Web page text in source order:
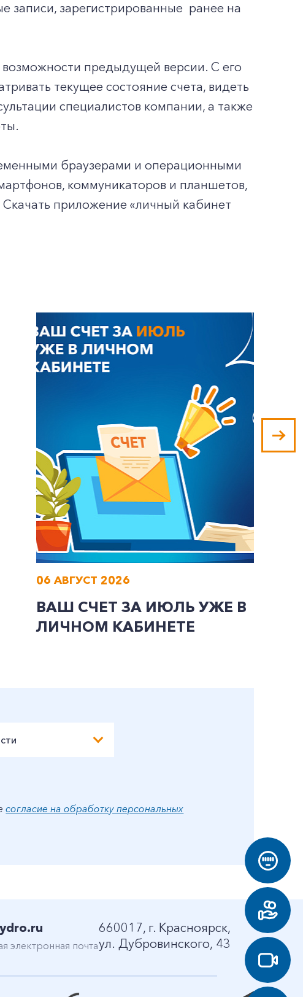
записи, зарегистрированные ранее на
предыдущей версии. С его
текущее состояние счета, видеть
специалистов компании, а также
браузерами и операционными
коммуникаторов и планшетов,
приложение «личный кабинет
06 АВГУСТ 2026
ВАШ СЧЕТ ЗА ИЮЛЬ УЖЕ В
ЛИЧНОМ КАБИНЕТЕ
согласие на обработку персональных
электронная почта
660017, г. Красноярск,
ул. Дубровинского, 43